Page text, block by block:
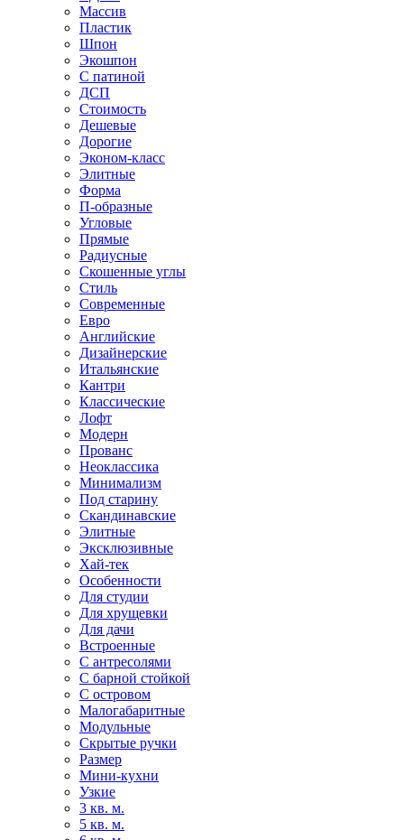
Массив
Пластик
Шпон
Экошпон
С патиной
ДСП
Стоимость
Дешевые
Дорогие
Эконом-класс
Элитные
Форма
П-образные
Угловые
Прямые
Радиусные
Скошенные углы
Стиль
Современные
Евро
Английские
Дизайнерские
Итальянские
Кантри
Классические
Лофт
Модерн
Прованс
Неоклассика
Минимализм
Под старину
Скандинавские
Элитные
Эксклюзивные
Хай-тек
Особенности
Для студии
Для хрущевки
Для дачи
Встроенные
С антресолями
С барной стойкой
С островом
Малогабаритные
Модульные
Скрытые ручки
Размер
Мини-кухни
Узкие
3 кв. м.
5 кв. м.